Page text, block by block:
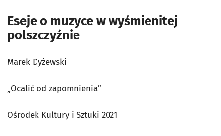
Eseje o muzyce w wyśmienitej
polszczyźnie
Marek Dyżewski
„Ocalić od zapomnienia”
Ośrodek Kultury i Sztuki 2021